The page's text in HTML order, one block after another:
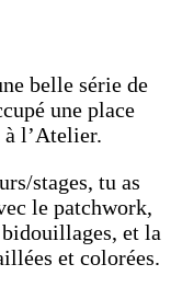
belle série de
une place
l’Atelier.
stages, tu as
le patchwork,
et la
et colorées.